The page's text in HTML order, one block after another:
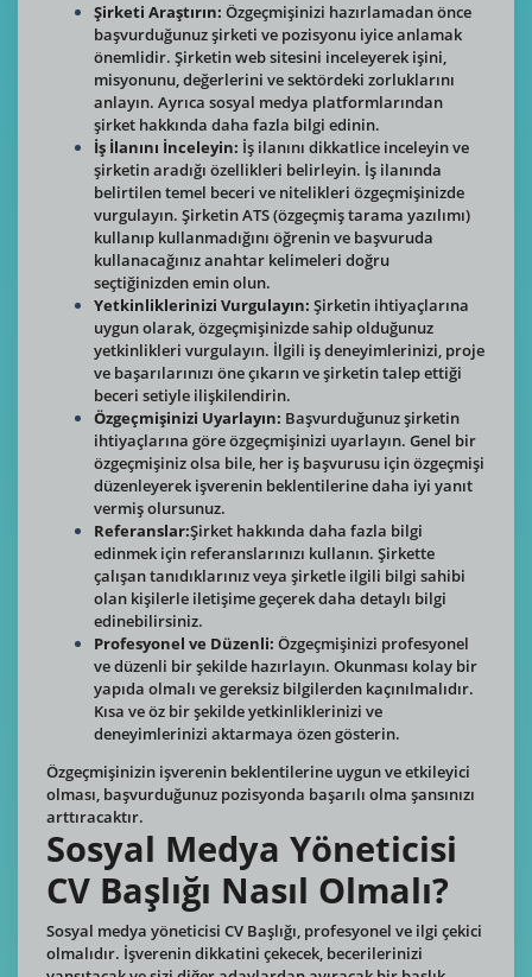
Şirketi Araştırın: Özgeçmişinizi hazırlamadan önce
başvurduğunuz şirketi ve pozisyonu iyice anlamak
önemlidir. Şirketin web sitesini inceleyerek işini,
misyonunu, değerlerini ve sektördeki zorluklarını
anlayın. Ayrıca sosyal medya platformlarından
şirket hakkında daha fazla bilgi edinin.
İş İlanını İnceleyin: İş ilanını dikkatlice inceleyin ve
şirketin aradığı özellikleri belirleyin. İş ilanında
belirtilen temel beceri ve nitelikleri özgeçmişinizde
vurgulayın. Şirketin ATS (özgeçmiş tarama yazılımı)
kullanıp kullanmadığını öğrenin ve başvuruda
kullanacağınız anahtar kelimeleri doğru
seçtiğinizden emin olun.
Yetkinliklerinizi Vurgulayın: Şirketin ihtiyaçlarına
uygun olarak, özgeçmişinizde sahip olduğunuz
yetkinlikleri vurgulayın. İlgili iş deneyimlerinizi, proje
ve başarılarınızı öne çıkarın ve şirketin talep ettiği
beceri setiyle ilişkilendirin.
Özgeçmişinizi Uyarlayın: Başvurduğunuz şirketin
ihtiyaçlarına göre özgeçmişinizi uyarlayın. Genel bir
özgeçmişiniz olsa bile, her iş başvurusu için özgeçmişi
düzenleyerek işverenin beklentilerine daha iyi yanıt
vermiş olursunuz.
Referanslar:Şirket hakkında daha fazla bilgi
edinmek için referanslarınızı kullanın. Şirkette
çalışan tanıdıklarınız veya şirketle ilgili bilgi sahibi
olan kişilerle iletişime geçerek daha detaylı bilgi
edinebilirsiniz.
Profesyonel ve Düzenli: Özgeçmişinizi profesyonel
ve düzenli bir şekilde hazırlayın. Okunması kolay bir
yapıda olmalı ve gereksiz bilgilerden kaçınılmalıdır.
Kısa ve öz bir şekilde yetkinliklerinizi ve
deneyimlerinizi aktarmaya özen gösterin.
Özgeçmişinizin işverenin beklentilerine uygun ve etkileyici
olması, başvurduğunuz pozisyonda başarılı olma şansınızı
arttıracaktır.
Sosyal Medya Yöneticisi
CV Başlığı Nasıl Olmalı?
Sosyal medya yöneticisi CV Başlığı, profesyonel ve ilgi çekici
olmalıdır. İşverenin dikkatini çekecek, becerilerinizi